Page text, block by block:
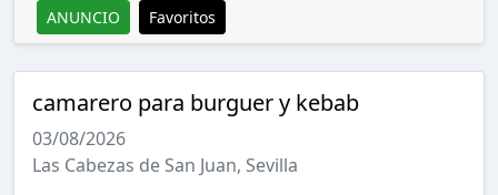
ANUNCIO Favoritos
camarero para burguer y kebab
03/08/2026
Las Cabezas de San Juan, Sevilla